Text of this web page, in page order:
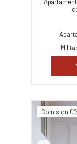
Comision